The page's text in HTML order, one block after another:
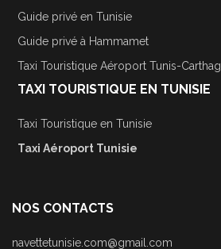
Guide privé en Tunisie
Guide privé à Hammamet
Taxi Touristique Aéroport Tunis-
TAXI TOURISTIQUE EN TUNISIE
Taxi Touristique en Tunisie
Taxi Aéroport Tunisie
NOS CONTACTS
navettetunisie.com@gmail.com